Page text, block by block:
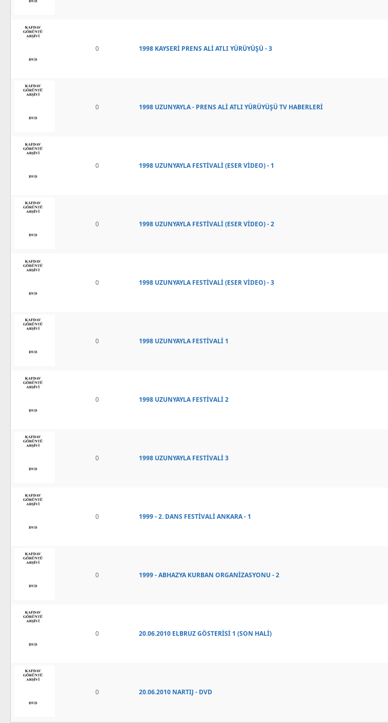
0 1998 KAYSERİ PRENS ALİ ATLI YÜRÜYÜŞÜ - 3
0 1998 UZUNYAYLA - PRENS ALİ ATLI YÜRÜYÜŞÜ TV HABERLERİ
0 1998 UZUNYAYLA FESTİVALİ (ESER VİDEO) - 1
0 1998 UZUNYAYLA FESTİVALİ (ESER VİDEO) - 2
0 1998 UZUNYAYLA FESTİVALİ (ESER VİDEO) - 3
0 1998 UZUNYAYLA FESTİVALİ 1
0 1998 UZUNYAYLA FESTİVALİ 2
0 1998 UZUNYAYLA FESTİVALİ 3
0 1999 - 2. DANS FESTİVALİ ANKARA - 1
0 1999 - ABHAZYA KURBAN ORGANİZASYONU - 2
0 20.06.2010 ELBRUZ GÖSTERİSİ 1 (SON HALİ)
0 20.06.2010 NARTIJ - DVD